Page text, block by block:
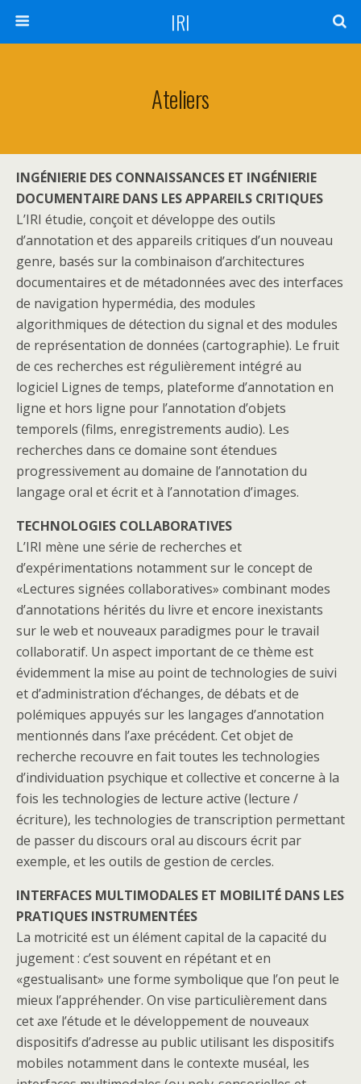
IRI
Ateliers
INGÉNIERIE DES CONNAISSANCES ET INGÉNIERIE
DOCUMENTAIRE DANS LES APPAREILS CRITIQUES
L’IRI étudie, conçoit et développe des outils
d’annotation et des appareils critiques d’un nouveau
genre, basés sur la combinaison d’architectures
documentaires et de métadonnées avec des interfaces
de navigation hypermédia, des modules
algorithmiques de détection du signal et des modules
de représentation de données (cartographie). Le fruit
de ces recherches est régulièrement intégré au
logiciel Lignes de temps, plateforme d’annotation en
ligne et hors ligne pour l’annotation d’objets
temporels (films, enregistrements audio). Les
recherches dans ce domaine sont étendues
progressivement au domaine de l’annotation du
langage oral et écrit et à l’annotation d’images.
TECHNOLOGIES COLLABORATIVES
L’IRI mène une série de recherches et
d’expérimentations notamment sur le concept de
«Lectures signées collaboratives» combinant modes
d’annotations hérités du livre et encore inexistants
sur le web et nouveaux paradigmes pour le travail
collaboratif. Un aspect important de ce thème est
évidemment la mise au point de technologies de suivi
et d’administration d’échanges, de débats et de
polémiques appuyés sur les langages d’annotation
mentionnés dans l’axe précédent. Cet objet de
recherche recouvre en fait toutes les technologies
d’individuation psychique et collective et concerne à la
fois les technologies de lecture active (lecture /
écriture), les technologies de transcription permettant
de passer du discours oral au discours écrit par
exemple, et les outils de gestion de cercles.
INTERFACES MULTIMODALES ET MOBILITÉ DANS LES
PRATIQUES INSTRUMENTÉES
La motricité est un élément capital de la capacité du
jugement : c’est souvent en répétant et en
«gestualisant» une forme symbolique que l’on peut le
mieux l’appréhender. On vise particulièrement dans
cet axe l’étude et le développement de nouveaux
dispositifs d’adresse au public utilisant les dispositifs
mobiles notamment dans le contexte muséal, les